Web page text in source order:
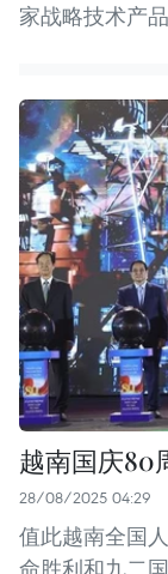
家战略技术产品
越南国庆80
28/08/2025 04:29
值此越南全国